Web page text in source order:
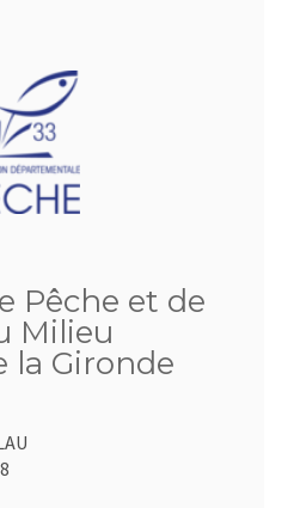
Pêche et de
Milieu
la Gironde